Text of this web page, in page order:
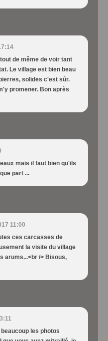
de même de voir tant
Le village est bien beau
solides c'est sûr.
promener. Bon après
mais il faut bien qu'ils
part ...
11:00
ces carcasses de
la visite du village
arums...<br /> Bisous,
les photos